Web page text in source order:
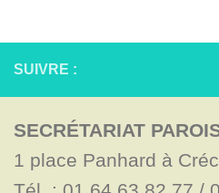
SUIVRE :
SECRÉTARIAT
1 place Panhard à